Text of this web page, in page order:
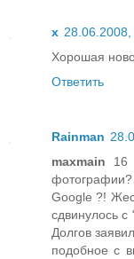
x 28.06.2008,
Хорошая
Ответить
Rainman
maxmain 16
Google ?!
сдвинулось с
Долгов
подобное с